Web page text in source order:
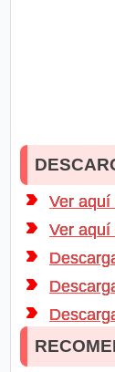
Ver aquí
Ver aquí